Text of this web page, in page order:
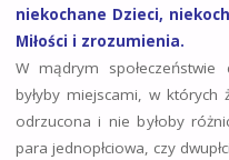
niekochane Dzieci,
Miłości i zrozumienia.
W mądrym
byłyby miejscami, w których
odrzucona i nie byłoby
para jednopłciowa, czy